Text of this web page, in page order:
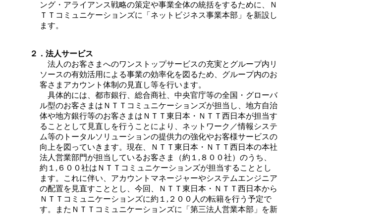
ング・アライアンス戦略の策定や事業全体の統括をするために、Ｎ
ＴＴコミュニケーションズに「ネットビジネス事業本部」を新設し
ます。
２．法人サービス
法人のお客さまへのワンストップサービスの充実とグループ内リ
ソースの有効活用による事業の効率化を図るため、グループ内のお
客さまアカウント体制の見直し等を行います。
具体的には、都市銀行、総合商社、中央官庁等の全国・グローバ
ル型のお客さまはＮＴＴコミュニケーションズが担当し、地方自治
体や地方銀行等のお客さまはＮＴＴ東日本・ＮＴＴ西日本が担当す
ることとして見直しを行うことにより、ネットワーク／情報システ
ム等のトータルソリューションの提供力の強化やお客様サービスの
向上を図っていきます。現在、ＮＴＴ東日本・ＮＴＴ西日本の本社
法人営業部門が担当しているお客さま（約１,８００社）のうち、
約１,６００社はＮＴＴコミュニケーションズが担当することとし
ます。これに伴い、アカウントマネージャーやシステムエンジニア
の配置を見直すこととし、今回、ＮＴＴ東日本・ＮＴＴ西日本から
ＮＴＴコミュニケーションズに約１,２００人の転籍を行う予定で
す。またＮＴＴコミュニケーションズに「第三法人営業本部」を新